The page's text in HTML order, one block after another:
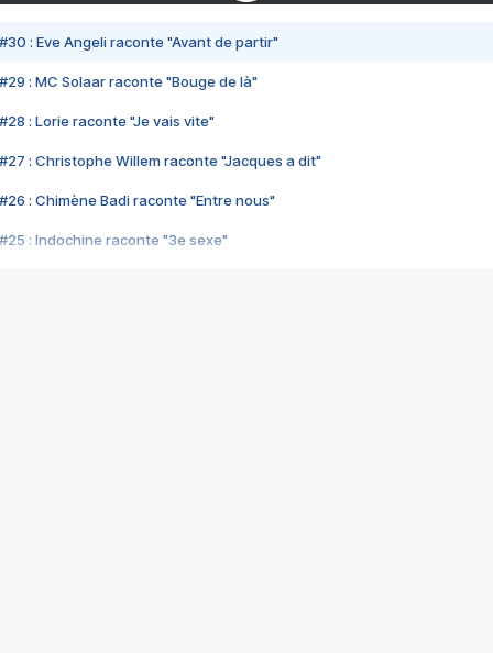
#30 : Eve Angeli raconte "Avant de partir"
#29 : MC Solaar raconte "Bouge de là"
#28 : Lorie raconte "Je vais vite"
#27 : Christophe Willem raconte "Jacques a dit"
#26 : Chimène Badi raconte "Entre nous"
#25 : Indochine raconte "3e sexe"